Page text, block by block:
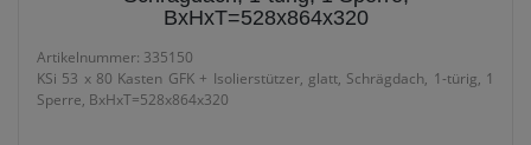
BxHxT=528x864x320
Artikelnummer: 335150
KSi 53 x 80 Kasten GFK + Isolierstützer, glatt, Schrägdach, 1-türig, 1
Sperre, BxHxT=528x864x320